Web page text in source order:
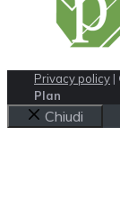
Privacy policy |
Plan
Chiudi